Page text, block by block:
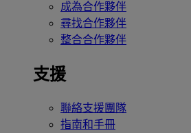
成為合作夥伴
尋找合作夥伴
整合合作夥伴
支援
聯絡支援團隊
指南和手冊